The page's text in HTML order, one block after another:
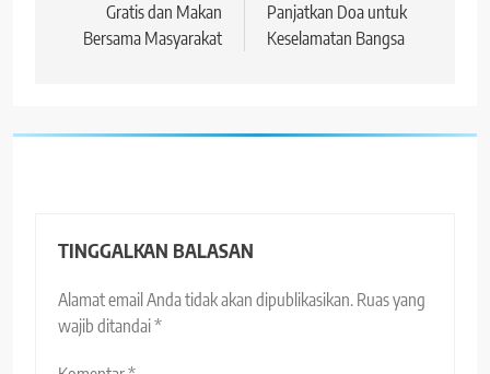
Gratis dan Makan
Bersama Masyarakat
Panjatkan Doa untuk
Keselamatan Bangsa
TINGGALKAN BALASAN
Alamat email Anda tidak akan dipublikasikan. Ruas yang
wajib ditandai*